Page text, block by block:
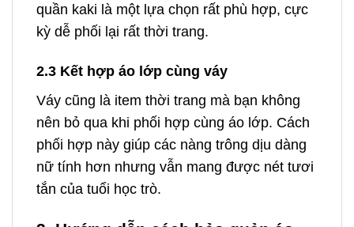
quần kaki là một lựa chọn rất phù hợp, cực
kỳ dễ phối lại rất thời trang.
2.3 Kết hợp áo lớp cùng váy
Váy cũng là item thời trang mà bạn không
nên bỏ qua khi phối hợp cùng áo lớp. Cách
phối hợp này giúp các nàng trông dịu dàng
nữ tính hơn nhưng vẫn mang được nét tươi
tắn của tuổi học trò.